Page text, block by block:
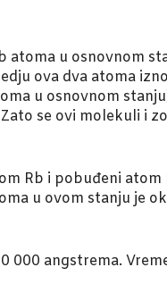
u osnovnom
ova dva atoma
u osnovnom
se ovi molekuli i
Rb i pobuđeni
u ovom stanju je
000 angstrema.